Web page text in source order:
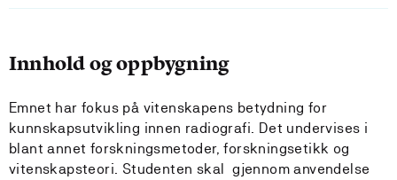
Innhold og oppbygning
Emnet har fokus på vitenskapens betydning for
kunnskapsutvikling innen radiografi. Det undervises i
blant annet forskningsmetoder, forskningsetikk og
vitenskapsteori. Studenten skal gjennom anvendelse